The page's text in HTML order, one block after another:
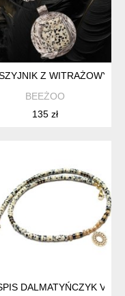
Z WITRAŻOWYM
BEEŻOO
135 zł
DALMATYŃCZYK